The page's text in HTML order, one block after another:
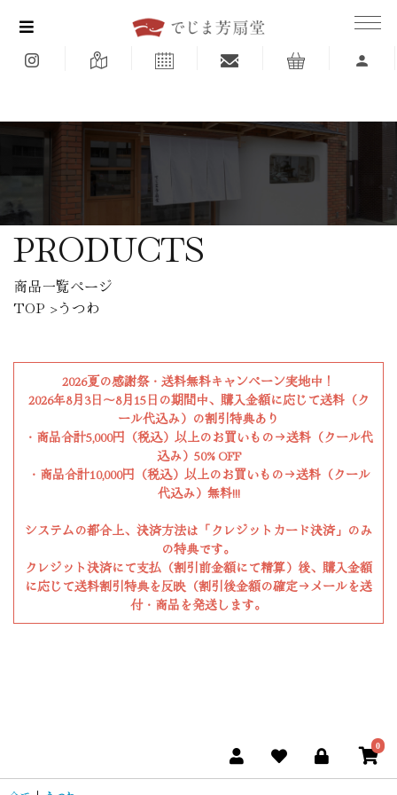
PRODUCTS
商品一覧ページ
TOP >うつわ
2026夏の感謝祭・送料無料キャンペーン実地中！
2026年8月3日〜8月15日の期間中、購入金額に応じて送料（ク
ール代込み）の割引特典あり
・商品合計5,000円（税込）以上のお買いもの→送料（クール代
込み）50% OFF
・商品合計10,000円（税込）以上のお買いもの→送料（クール
代込み）無料!!!
システムの都合上、決済方法は「クレジットカード決済」のみ
の特典です。
クレジット決済にて支払（割引前金額にて精算）後、購入金額
に応じて送料割引特典を反映（割引後金額の確定→メールを送
付・商品を発送します。
0